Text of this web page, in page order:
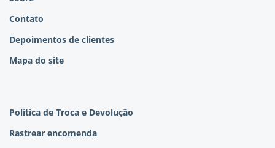
Contato
Depoimentos de clientes
Mapa do site
Política de Troca e Devolução
Rastrear encomenda